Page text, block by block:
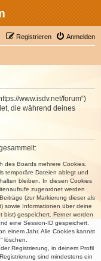
Anmelden
Registrieren
www.isdv.net/forum“)
die während deines
des Boards mehrere Cookies.
temporäre Dateien ablegt und
bleiben. In diesen Cookies
zugeordnet werden
(zur Markierung dieser als
sowie Informationen über deine
bist) gespeichert. Ferner werden
eine Session-ID gespeichert.
einem Jahr. Alle Cookies kannst
löschen.
Registrierung, in deinem Profil
sind mindestens ein